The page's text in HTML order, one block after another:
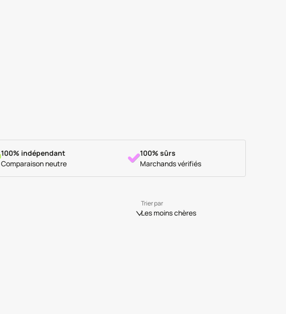
100% indépendant
Comparaison neutre
100% sûrs
Marchands vérifiés
Trier par
Les moins chères